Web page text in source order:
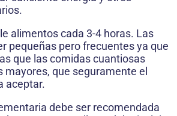
alimentos cada 3-4 horas. Las
pequeñas pero frecuentes ya que
que las comidas cuantiosas
mayores, que seguramente el
aceptar.
debe ser recomendada